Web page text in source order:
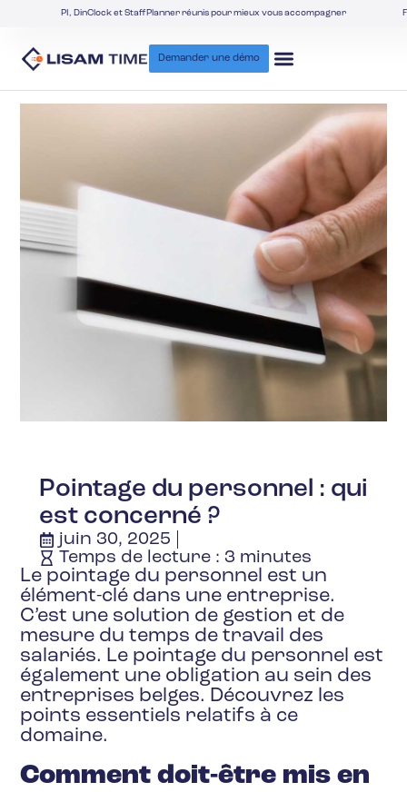
PI, DinClock et StaffPlanner réunis pour mieux vous accompagner
Demander une démo
Pointage du personnel : qui
est concerné ?
juin 30, 2025
Temps de lecture : 3 minutes
Le pointage du personnel est un
élément-clé dans une entreprise.
C’est une solution de gestion et de
mesure du temps de travail des
salariés. Le pointage du personnel est
également une obligation au sein des
entreprises belges. Découvrez les
points essentiels relatifs à ce
domaine.
Comment doit-être mis en